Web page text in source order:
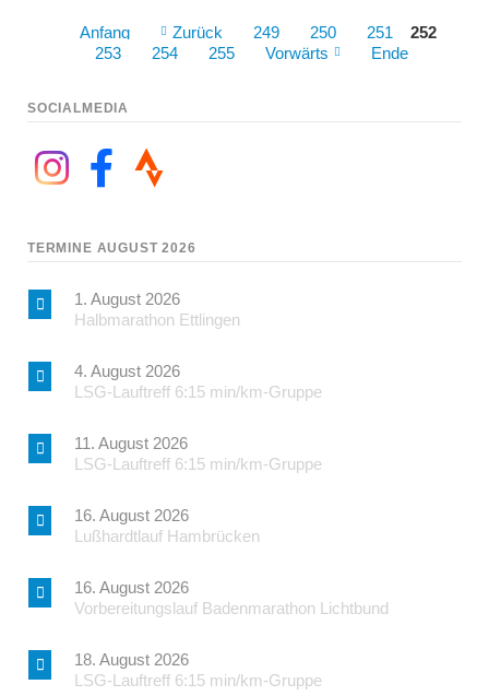
Anfang Zurück 249 250 251
252
253
254 255 Vorwärts Ende
SOCIALMEDIA
TERMINE AUGUST 2026
1. August 2026
Halbmarathon Ettlingen
4. August 2026
LSG-Lauftreff 6:15 min/km-Gruppe
11. August 2026
LSG-Lauftreff 6:15 min/km-Gruppe
16. August 2026
Lußhardtlauf Hambrücken
16. August 2026
Vorbereitungslauf Badenmarathon Lichtbund
18. August 2026
LSG-Lauftreff 6:15 min/km-Gruppe